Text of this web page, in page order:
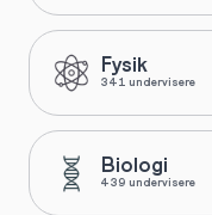
Fysik
341 undervisere
Biologi
439 undervisere